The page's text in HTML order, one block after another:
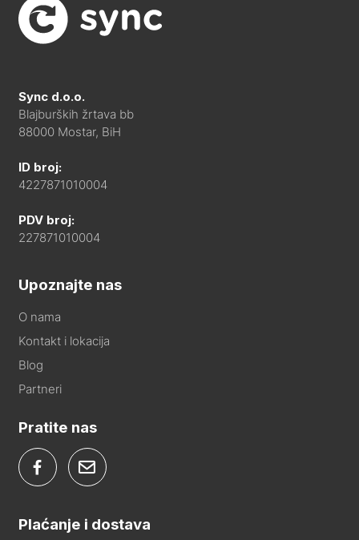
Sync d.o.o.
Blajburških žrtava bb
88000 Mostar, BiH
ID broj:
4227871010004
PDV broj:
227871010004
Upoznajte nas
O nama
Kontakt i lokacija
Blog
Partneri
Pratite nas
Plaćanje i dostava